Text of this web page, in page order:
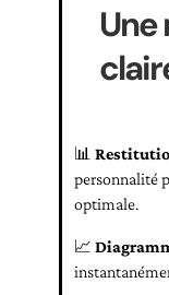
📊
personnalité
optimale.
📈